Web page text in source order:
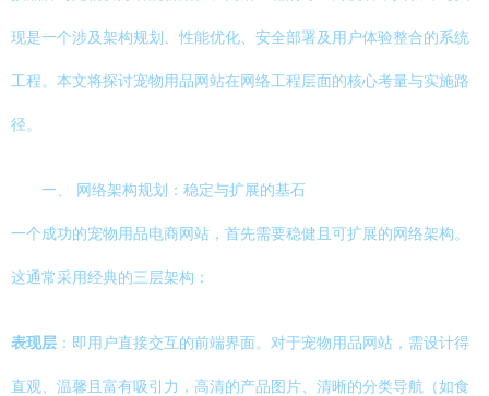
现是一个涉及架构规划、性能优化、安全部署及用户体验整合的系统
工程。本文将探讨宠物用品网站在网络工程层面的核心考量与实施路
径。
一、 网络架构规划：稳定与扩展的基石
一个成功的宠物用品电商网站，首先需要稳健且可扩展的网络架构。
这通常采用经典的三层架构：
表现层 ：即用户直接交互的前端界面。对于宠物用品网站，需设计得
直观、温馨且富有吸引力，高清的产品图片、清晰的分类导航（如食